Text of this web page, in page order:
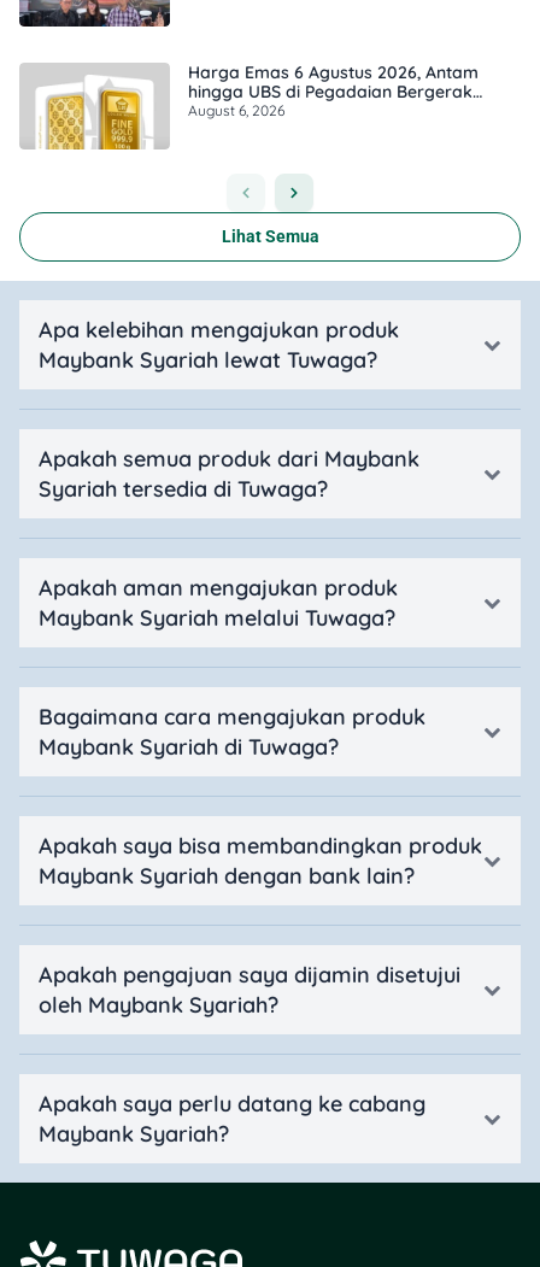
Harga Emas 6 Agustus 2026, Antam
hingga UBS di Pegadaian Bergerak
Berapa?
August 6, 2026
Lihat Semua
Apa kelebihan mengajukan produk
Maybank Syariah lewat Tuwaga?
Apakah semua produk dari Maybank
Syariah tersedia di Tuwaga?
Apakah aman mengajukan produk
Maybank Syariah melalui Tuwaga?
Bagaimana cara mengajukan produk
Maybank Syariah di Tuwaga?
Apakah saya bisa membandingkan produk
Maybank Syariah dengan bank lain?
Apakah pengajuan saya dijamin disetujui
oleh Maybank Syariah?
Apakah saya perlu datang ke cabang
Maybank Syariah?